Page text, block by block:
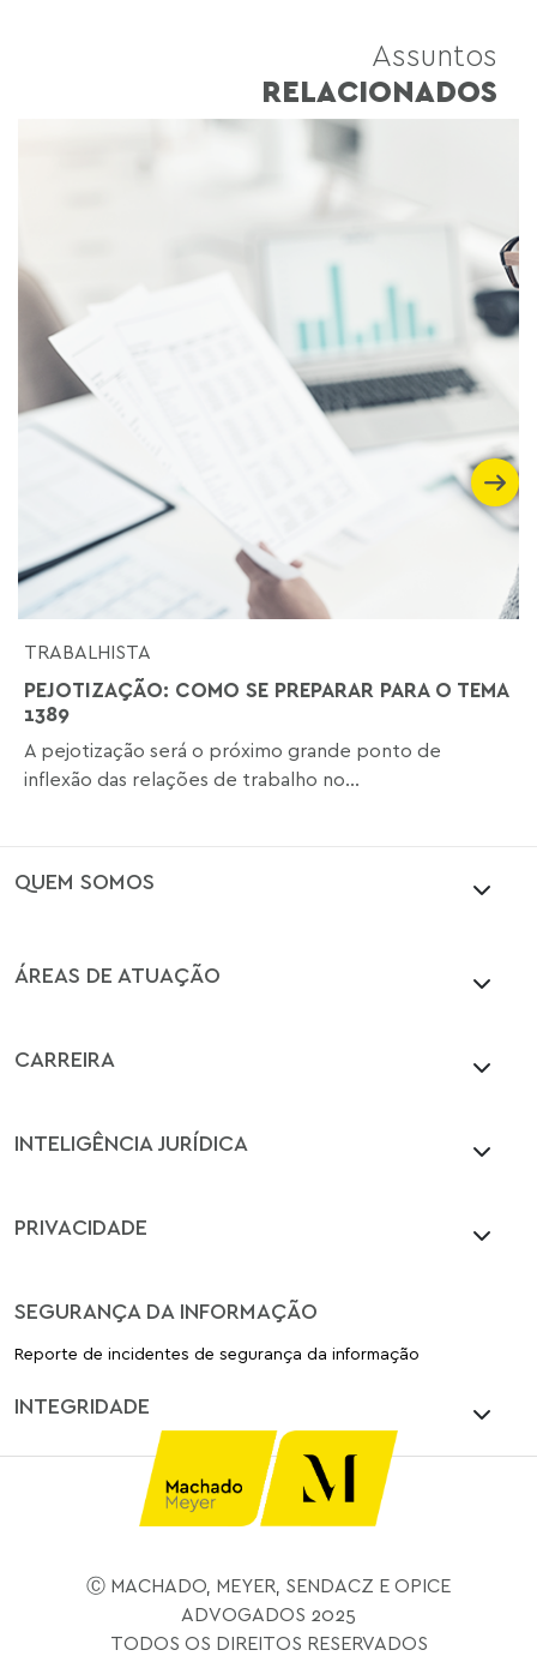
Assuntos
RELACIONADOS
TRABALHISTA
PEJOTIZAÇÃO: COMO SE PREPARAR PARA O TEMA
1389
A pejotização será o próximo grande ponto de
inflexão das relações de trabalho no...
QUEM SOMOS
ÁREAS DE ATUAÇÃO
CARREIRA
INTELIGÊNCIA JURÍDICA
PRIVACIDADE
SEGURANÇA DA INFORMAÇÃO
Reporte de incidentes de segurança da informação
INTEGRIDADE
Ⓒ MACHADO, MEYER, SENDACZ E OPICE
ADVOGADOS 2025
TODOS OS DIREITOS RESERVADOS